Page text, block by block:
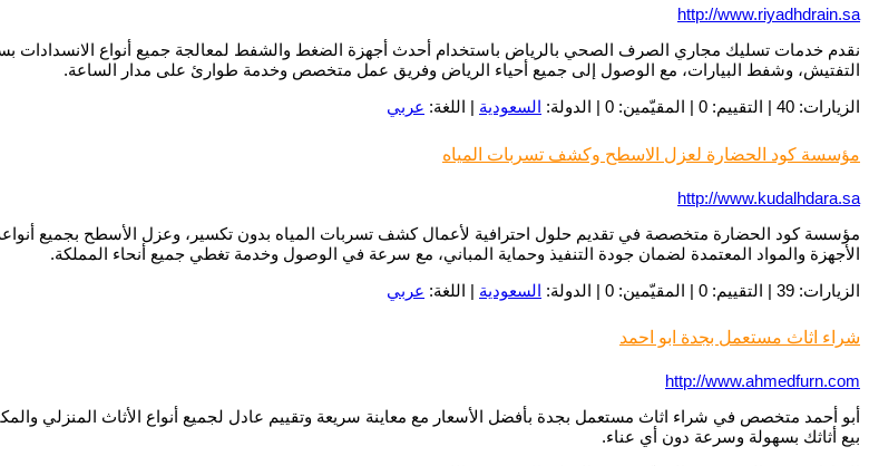
http://www.riyadhdrain.sa
نقدم خدمات تسليك مجاري الصرف الصحي بالرياض باستخدام أحدث أجهزة الضغط والشفط لمعالجة جميع أنواع الانسدادات
التفتيش، وشفط البيارات، مع الوصول إلى جميع أحياء الرياض وفريق عمل متخصص وخدمة طوارئ على مدار الساعة.
الزيارات: 40 | التقييم: 0 | المقيّمين: 0 | الدولة:
السعودية | اللغة: عربي
مؤسسة كود الحضارة لعزل الاسطح وكشف تسربات المياه
http://www.kudalhdara.sa
مؤسسة كود الحضارة متخصصة في تقديم حلول احترافية لأعمال كشف تسربات المياه بدون تكسير، وعزل الأسطح بجميع
الأجهزة والمواد المعتمدة لضمان جودة التنفيذ وحماية المباني، مع سرعة في الوصول وخدمة تغطي جميع أنحاء المملكة.
الزيارات: 39 | التقييم: 0 | المقيّمين: 0 | الدولة:
السعودية | اللغة: عربي
شراء اثاث مستعمل بجدة ابو احمد
http://www.ahmedfurn.com
أبو أحمد متخصص في شراء اثاث مستعمل بجدة بأفضل الأسعار مع معاينة سريعة وتقييم عادل لجميع أنواع الأثاث المنزلي
بيع أثاثك بسهولة وسرعة دون أي عناء.